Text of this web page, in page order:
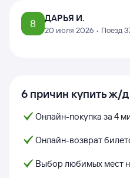
6 причин купить ж/
Онлайн-покупка за 4
Онлайн-возврат
Выбор любимых мест
8 ДАРЬЯ И.
20 июля 2026 • Поезд